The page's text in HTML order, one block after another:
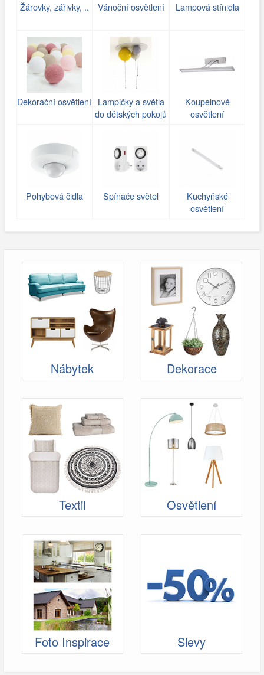
Žárovky, zářivky, .. Vánoční osvětlení Lampová stínidla
Dekorační osvětlení Lampičky a světla
do dětských pokojů
Koupelnové
osvětlení
Pohybová čidla Spínače světel
Kuchyňské
osvětlení
Nábytek Dekorace
Textil Osvětlení
Foto Inspirace Slevy